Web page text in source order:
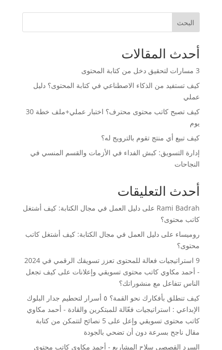
البحث
أحدث المقالات
3 مسارات لتحقيق دخل من كتابة المحتوى
كيف تستفيد من الذكاء الاصطناعي في كتابة المحتوى؟ دليل
عملي
كيف تصبح كاتب محتوى محترف؟ اختبار عملي+ملف خطة 30
يوم
كيف تبيع أي منتج تقوم بالترويج له؟
إدارة التسويق: كبش الفداء في الأزمات والقسم المنسي في
النجاحات
أحدث التعليقات
Rami Badrah على دليل العمل في مجال الكتابة: كيف أشتغل
كاتب محتوى؟
روميساء على دليل العمل في مجال الكتابة: كيف أشتغل كاتب
محتوى؟
9 استراتيجيات فعالة للمحتوى تعزز تسويقك الرقمي في 2024
- أحمد مكاوي كاتب محتوى تسويقي وإعلانات على كيف تجعل
الناس تتفاعل مع منشوراتك؟
كيف تنطلق بأفكارك نحو القمة؟ ٥ أسرار لتحطيم جدار البلوك
الإبداعي : استراتيجيات فعّالة للمبتكرين والقادة - أحمد مكاوي
كاتب محتوى تسويقي وإعل على
5 نصائح لتتمكن من كتابة
مقال ناجح بسرعة دون أن تضحي بالجودة
السرد القصصي سلاح المشاريع - أحمد مكاوي كاتب محتوى